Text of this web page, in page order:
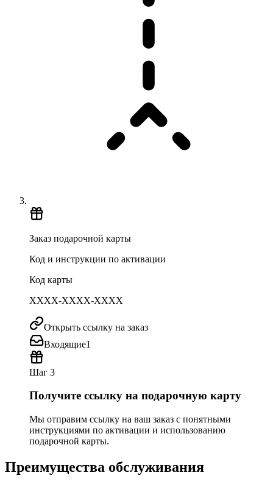
Заказ подарочной карты
Код и инструкции по активации
Код карты
XXXX-XXXX-XXXX
Открыть ссылку на заказ
Входящие1
Шаг 3
Получите ссылку на подарочную карту
Мы отправим ссылку на ваш заказ с понятными
инструкциями по активации и использованию
подарочной карты.
Преимущества обслуживания